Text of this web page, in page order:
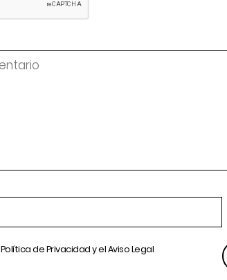
Política de Privacidady elAviso Legal